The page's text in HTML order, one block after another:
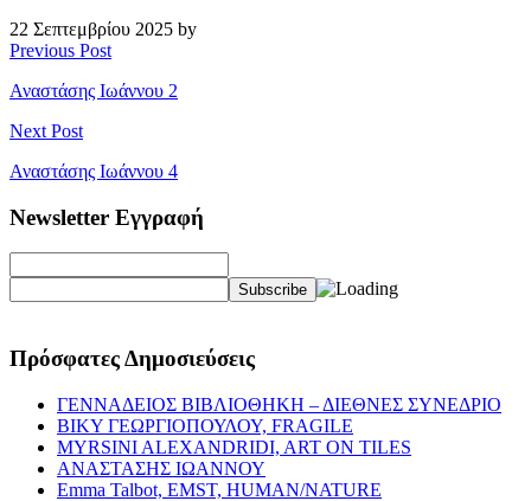
22 Σεπτεμβρίου 2025 by
Previous Post
Αναστάσης Ιωάννου 2
Next Post
Αναστάσης Ιωάννου 4
Newsletter Εγγραφή
Πρόσφατες Δημοσιεύσεις
ΓΕΝΝΑΔΕΙΟΣ ΒΙΒΛΙΟΘΗΚΗ – ΔΙΕΘΝΕΣ ΣΥΝΕΔΡΙΟ
ΒΙΚΥ ΓΕΩΡΓΙΟΠΟΥΛΟΥ, FRAGILE
MYRSINI ALEXANDRIDI, ART ON TILES
ΑΝΑΣΤΑΣΗΣ ΙΩΑΝΝΟΥ
Emma Talbot, EMST, HUMAN/NATURE